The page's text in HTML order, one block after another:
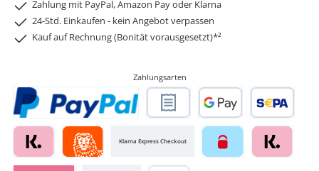
Zahlung mit PayPal, Amazon Pay oder Klarna
24-Std. Einkaufen - kein Angebot verpassen
Kauf auf Rechnung (Bonität vorausgesetzt)*²
Zahlungsarten
Klarna Express Checkout